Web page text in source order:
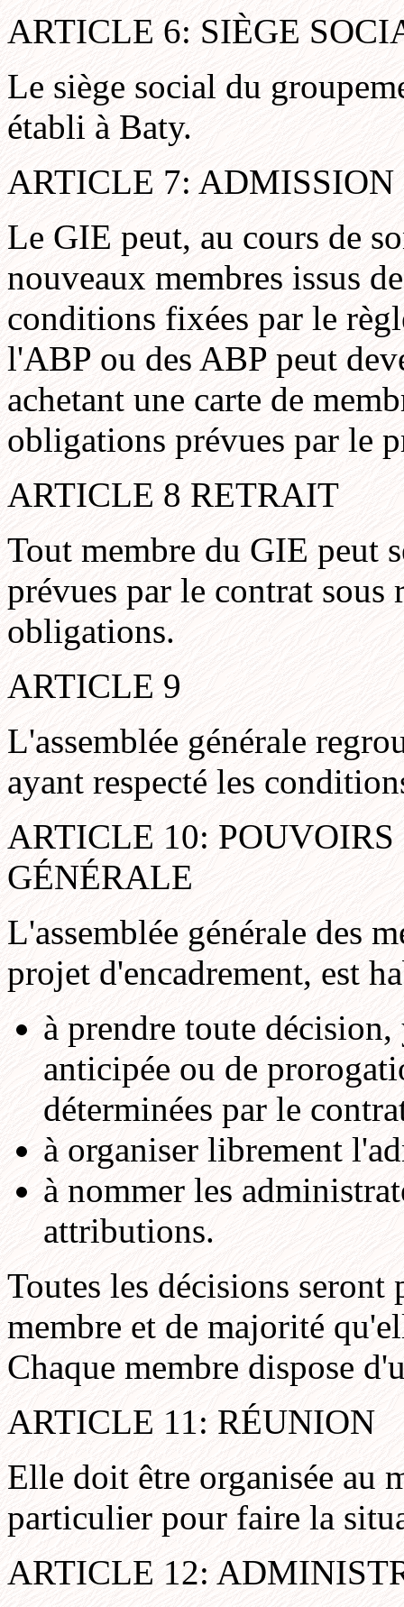
ARTICLE 6: SIÈGE
Le siège social du
établi à Baty.
ARTICLE 7: ADMISSION
Le GIE peut, au cours de
nouveaux membres issus
conditions fixées par le
l'ABP ou des ABP peut
achetant une carte de
obligations prévues par le
ARTICLE 8 RETRAIT
Tout membre du GIE peut
prévues par le contrat sous
obligations.
ARTICLE 9
L'assemblée générale
ayant respecté les
ARTICLE 10:
GÉNÉRALE
L'assemblée générale des
projet d'encadrement, est
à prendre toute
anticipée ou de
déterminées par le
à organiser librement
à nommer les
attributions.
Toutes les décisions
membre et de majorité
Chaque membre dispose
ARTICLE 11: RÉUNION
Elle doit être organisée au
particulier pour faire la
ARTICLE 12: